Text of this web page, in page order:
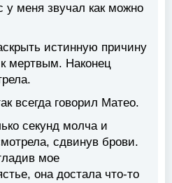
у меня звучал как можно
истинную причину
мертвым. Наконец
всегда говорил Матео.
секунд молча и
сдвинув брови.
мое
она достала что-то